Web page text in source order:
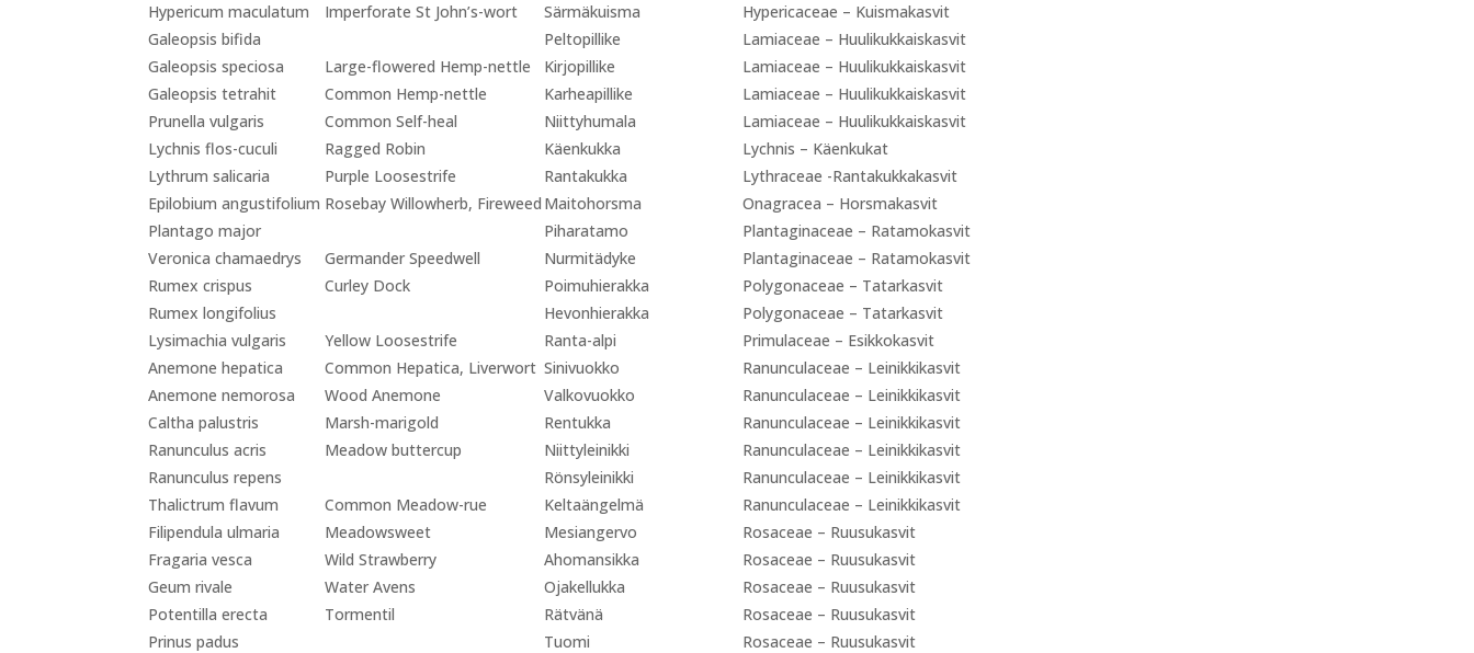
Hypericum maculatum
Imperforate St John’s-wort Särmäkuisma
Hypericaceae – Kuismakasvit
Galeopsis bifida
Peltopillike
Lamiaceae – Huulikukkaiskasvit
Galeopsis speciosa
Large-flowered Hemp-nettle Kirjopillike
Lamiaceae – Huulikukkaiskasvit
Galeopsis tetrahit
Common Hemp-nettle Karheapillike
Lamiaceae – Huulikukkaiskasvit
Prunella vulgaris
Common Self-heal Niittyhumala
Lamiaceae – Huulikukkaiskasvit
Lychnis flos-cuculi
Ragged Robin Käenkukka
Lychnis – Käenkukat
Lythrum salicaria
Purple Loosestrife Rantakukka
Lythraceae -Rantakukkakasvit
Epilobium angustifolium Rosebay Willowherb, Fireweed Maitohorsma
Onagracea – Horsmakasvit
Plantago major
Piharatamo
Plantaginaceae – Ratamokasvit
Veronica chamaedrys
Germander Speedwell Nurmitädyke
Plantaginaceae – Ratamokasvit
Rumex crispus
Curley Dock Poimuhierakka
Polygonaceae – Tatarkasvit
Rumex longifolius
Hevonhierakka
Polygonaceae – Tatarkasvit
Lysimachia vulgaris
Yellow Loosestrife Ranta-alpi
Primulaceae – Esikkokasvit
Anemone hepatica
Common Hepatica, Liverwort Sinivuokko
Ranunculaceae – Leinikkikasvit
Anemone nemorosa
Wood Anemone Valkovuokko
Ranunculaceae – Leinikkikasvit
Caltha palustris
Marsh-marigold Rentukka
Ranunculaceae – Leinikkikasvit
Ranunculus acris
Meadow buttercup Niittyleinikki
Ranunculaceae – Leinikkikasvit
Ranunculus repens
Rönsyleinikki
Ranunculaceae – Leinikkikasvit
Thalictrum flavum
Common Meadow-rue Keltaängelmä
Ranunculaceae – Leinikkikasvit
Filipendula ulmaria
Meadowsweet Mesiangervo
Rosaceae – Ruusukasvit
Fragaria vesca
Wild Strawberry Ahomansikka
Rosaceae – Ruusukasvit
Geum rivale
Water Avens Ojakellukka
Rosaceae – Ruusukasvit
Potentilla erecta
Tormentil Rätvänä
Rosaceae – Ruusukasvit
Prinus padus
Tuomi
Rosaceae – Ruusukasvit